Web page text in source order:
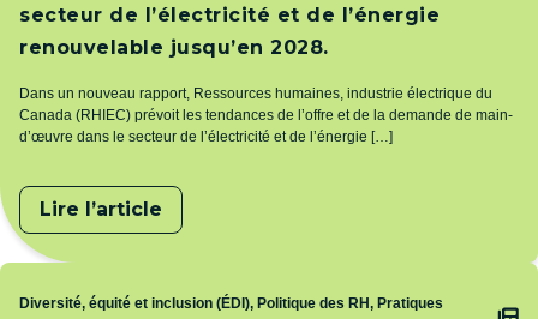
secteur de l’électricité et de l’énergie
renouvelable jusqu’en 2028.
Dans un nouveau rapport, Ressources humaines, industrie électrique du
Canada (RHIEC) prévoit les tendances de l’offre et de la demande de main-
d’œuvre dans le secteur de l’électricité et de l’énergie […]
Lire l’article
Sujet
Diversité, équité et inclusion (ÉDI), Politique des RH, Pratiques